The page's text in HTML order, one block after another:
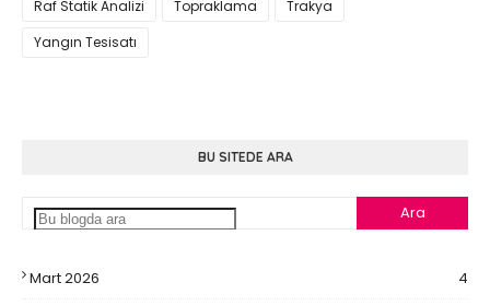
Raf Statik Analizi
Topraklama
Trakya
Yangın Tesisatı
BU SITEDE ARA
Mart 2026
4